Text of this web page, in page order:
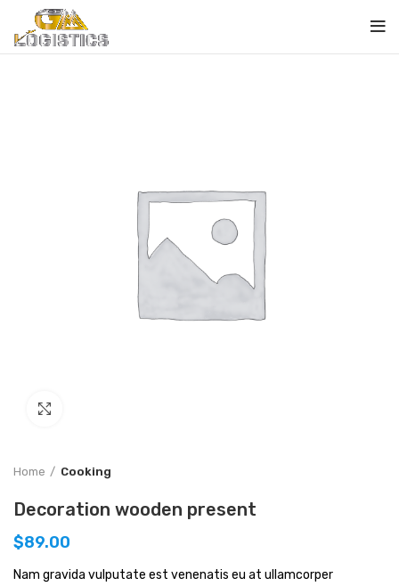
Home Cooking
Decoration wooden present
$89.00
Nam gravida vulputate est venenatis eu at ullamcorper